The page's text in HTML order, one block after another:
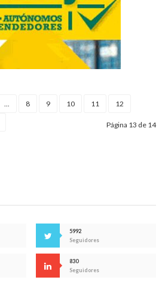
... 8 9 10 11 12
Página 13 de 14
5992
Seguidores
830
Seguidores